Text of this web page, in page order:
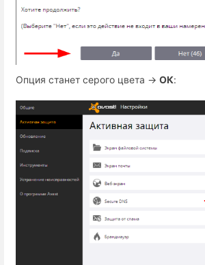
Опция станет серого цвета → ОК: